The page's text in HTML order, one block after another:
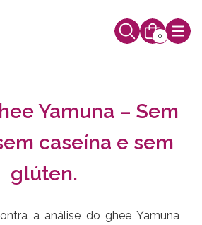
0
Yamuna – Sem
caseína e sem
glúten.
a análise do ghee Yamuna